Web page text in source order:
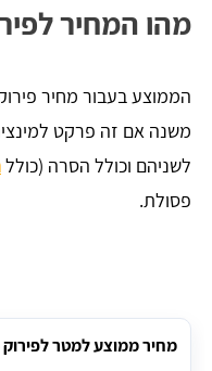
מהו המחיר
הממוצע בעבור מחיר
משנה אם זה פרקט
לשניהם וכולל הסרה (כולל
פסולת.
מחיר ממוצע למטר